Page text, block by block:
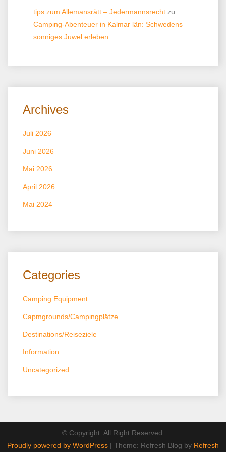
tips zum Allemansrätt – Jedermannsrecht zu
Camping-Abenteuer in Kalmar län: Schwedens
sonniges Juwel erleben
Archives
Juli 2026
Juni 2026
Mai 2026
April 2026
Mai 2024
Categories
Camping Equipment
Capmgrounds/Campingplätze
Destinations/Reiseziele
Information
Uncategorized
© Copyright. All Right Reserved.
Proudly powered by WordPress | Theme: Refresh Blog by Refresh